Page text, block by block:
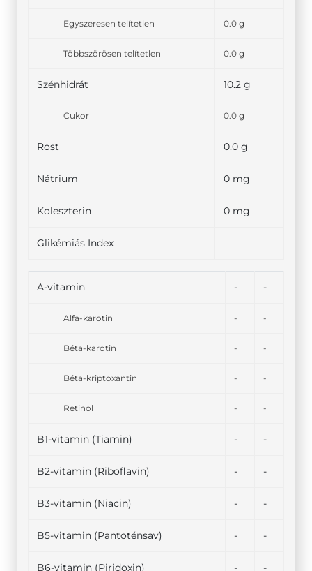
Egyszeresen telítetlen 0.0 g
Többszörösen telítetlen 0.0 g
Szénhidrát 10.2 g
Cukor 0.0 g
Rost 0.0 g
Nátrium 0 mg
Koleszterin 0 mg
Glikémiás Index
A-vitamin - -
Alfa-karotin - -
Béta-karotin - -
Béta-kriptoxantin - -
Retinol - -
B1-vitamin (Tiamin) - -
B2-vitamin (Riboflavin) - -
B3-vitamin (Niacin) - -
B5-vitamin (Pantoténsav) - -
B6-vitamin (Piridoxin) - -